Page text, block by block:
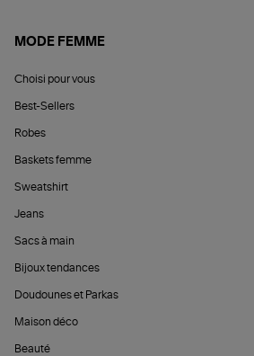
MODE FEMME
Choisi pour vous
Best-Sellers
Robes
Baskets femme
Sweatshirt
Jeans
Sacs à main
Bijoux tendances
Doudounes et Parkas
Maison déco
Beauté